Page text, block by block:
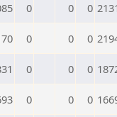
0 0 0
0 0 0
0 0 0
0 0 0